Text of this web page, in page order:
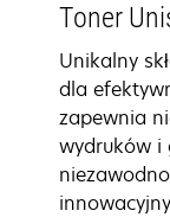
Toner
Unikalny
dla
zapewnia
wydruków i